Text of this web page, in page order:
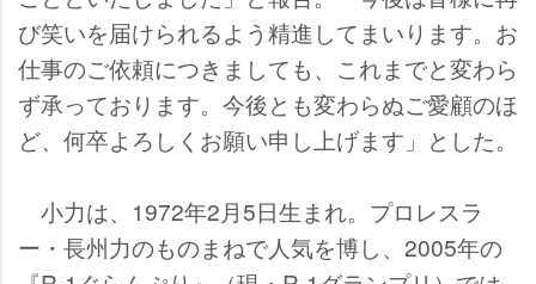
び笑いを届けられるよう精進してまいります。お
仕事のご依頼につきましても、これまでと変わら
ず承っております。今後とも変わらぬご愛顧のほ
ど、何卒よろしくお願い申し上げます」とした。
小力は、1972年2月5日生まれ。プロレスラ
ー・長州力のものまねで人気を博し、2005年の